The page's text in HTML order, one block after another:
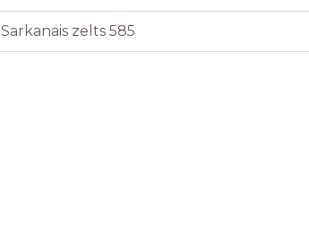
Sarkanais zelts 585